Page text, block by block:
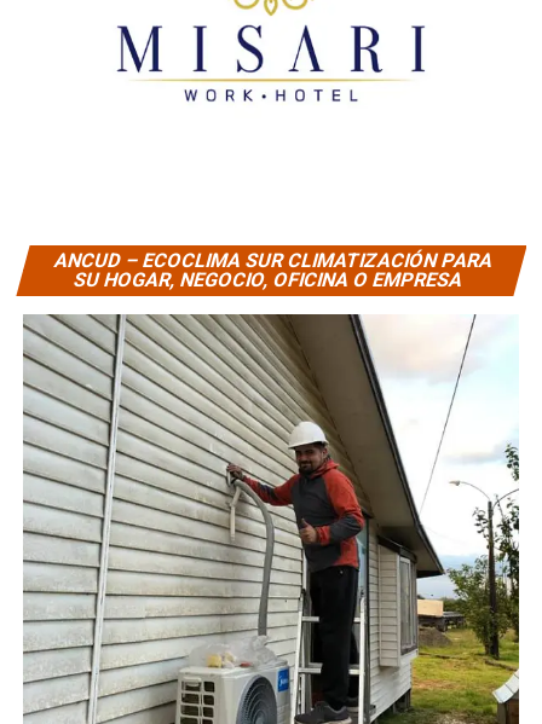
ANCUD – ECOCLIMA SUR CLIMATIZACIÓN PARA
SU HOGAR, NEGOCIO, OFICINA O EMPRESA